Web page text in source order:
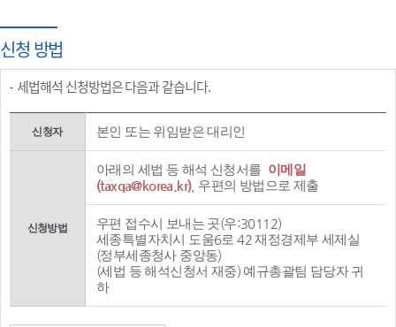
신청 방법
세법해석 신청방법은 다음과 같습니다.
신청자 본인 또는 위임받은 대리인
신청방법
아래의 세법 등 해석 신청서를 이메일
(taxqa@korea.kr), 우편의 방법으로 제출
우편 접수시 보내는 곳(우:30112)
세종특별자치시 도움6로 42 재정경제부 세제실
(정부세종청사 중앙동)
(세법 등 해석신청서 재중) 예규총괄팀 담당자 귀
하